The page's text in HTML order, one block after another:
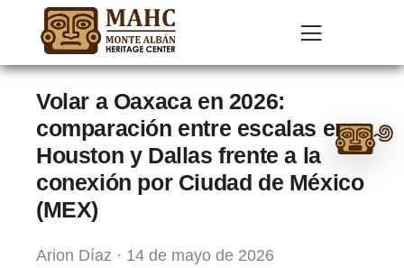
Ask
me
anything:
Volar a Oaxaca en 2026:
comparación entre escalas en
Houston y Dallas frente a la
conexión por Ciudad de México
(MEX)
Arion Díaz · 14 de mayo de 2026